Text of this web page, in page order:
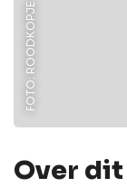
FOTO: ROODKOPJE
Over